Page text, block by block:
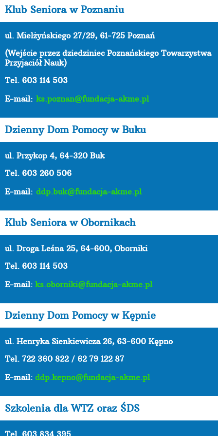
Klub Seniora w Poznaniu
ul. Mielżyńskiego 27/29, 61-725 Poznań
(Wejście przez dziedziniec Poznańskiego Towarzystwa
Przyjaciół Nauk)
Tel. 603 114 503
E-mail: ks.poznan@fundacja-akme.pl
Dzienny Dom Pomocy w Buku
ul. Przykop 4, 64-320 Buk
Tel. 603 260 506
E-mail: ddp.buk@fundacja-akme.pl
Klub Seniora w Obornikach
ul. Droga Leśna 25, 64-600, Oborniki
Tel. 603 114 503
E-mail: ks.oborniki@fundacja-akme.pl
Dzienny Dom Pomocy w Kępnie
ul. Henryka Sienkiewicza 26, 63-600 Kępno
Tel. 722 360 822 / 62 79 122 87
E-mail: ddp.kepno@fundacja-akme.pl
Szkolenia dla WTZ oraz ŚDS